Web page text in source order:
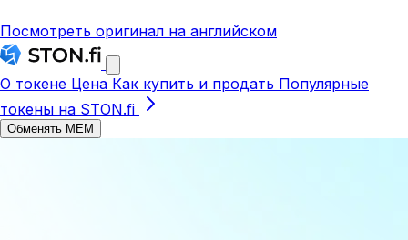
Посмотреть оригинал на английском
О токене Цена Как купить и продать Популярные
токены на STON.fi
Обменять MEM